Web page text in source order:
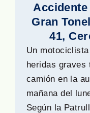
Accidente
Gran
41,
Un
heridas graves
camión en la
mañana del
Según la